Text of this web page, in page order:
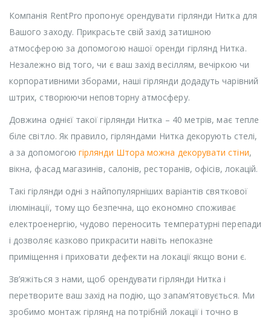
Компанія RentPro пропонує орендувати гірлянди Нитка для
Вашого заходу. Прикрасьте свій захід затишною
атмосферою за допомогою нашої оренди гірлянд Нитка.
Незалежно від того, чи є ваш захід весіллям, вечіркою чи
корпоративними зборами, наші гірлянди додадуть чарівний
штрих, створюючи неповторну атмосферу.
Довжина однієї такої гірлянди Нитка – 40 метрів, має тепле
біле світло. Як правило, гірляндами Нитка декорують стелі,
а за допомогоюгірлянди Штора можна декорувати стіни,
вікна, фасад магазинів, салонів, ресторанів, офісів, локацій.
Такі гірлянди одні з найпопулярніших варіантів святкової
ілюмінації, тому що безпечна, що економно споживає
електроенергію, чудово переносить температурні перепади
і дозволяє казково прикрасити навіть непоказне
приміщення і приховати дефекти на локації якщо вони є.
Зв’яжіться з нами, щоб орендувати гірлянди Нитка і
перетворите ваш захід на подію, що запам’ятовується. Ми
зробимо монтаж гірлянд на потрібній локації і точно в